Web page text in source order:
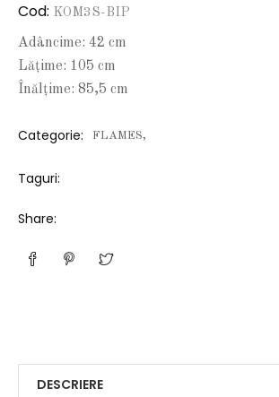
Cod: KOM3S-BIP
Adâncime: 42 cm
Lățime: 105 cm
Înălțime: 85,5 cm
Categorie: FLAMES,
Taguri:
Share:
DESCRIERE